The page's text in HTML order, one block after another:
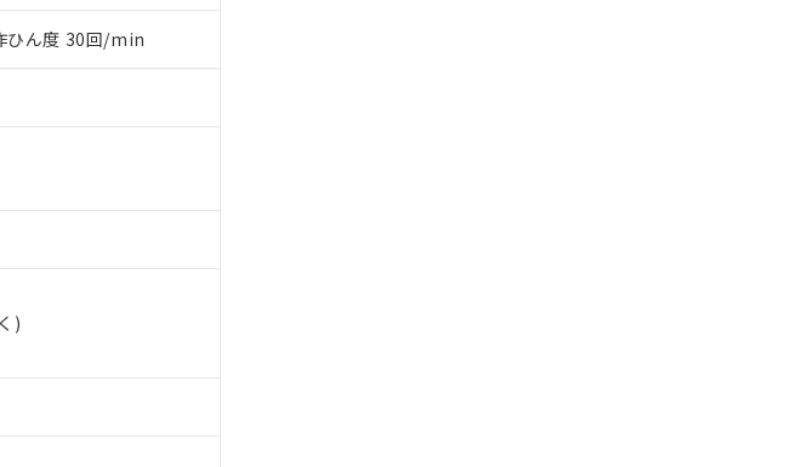
ん度 30回/min
)
ネットワーク
」をご確認ください。
く第三者に漏洩または開示しないようお願いしま
用いただくには、I-Webメンバーズにご登録され
品リストについて、当社および当社の共同利用者
・商談に必要な範囲で利用することをご了承くだ
関して"
ことがあります。
。
に遡って非含有を証明するものではありません。
、対応完了までの期間は出荷製品に未対応品が
。
ら、特段のことがない限り、2022年1月12日よ
ことを示します。
いし、環境に深刻な影響を及ぼさない年数を意
い。
1、2および3の内容を当該第三者に通知します。
法に輸出するおそれがある場合は、取り引きをい
お取引先、またはお客様担当のオムロン制御
いない機種